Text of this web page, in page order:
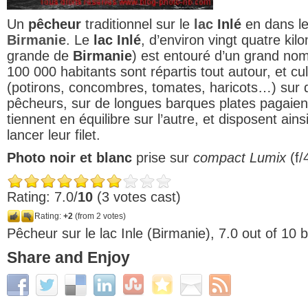
Un pêcheur traditionnel sur le lac Inlé en dans
Birmanie. Le lac Inlé, d’environ vingt quatre
grande de Birmanie) est entouré d’un grand
100 000 habitants sont répartis tout autour, et
(potirons, concombres, tomates, haricots…) sur
pêcheurs, sur de longues barques plates
tiennent en équilibre sur l’autre, et disposent
lancer leur filet.
Photo noir et blanc prise sur compact Lumix(f/
Rating: 7.0/10 (3 votes cast)
Rating: +2 (from 2 votes)
Pêcheur sur le lac Inle (Birmanie), 7.0 out of 10
Share and Enjoy